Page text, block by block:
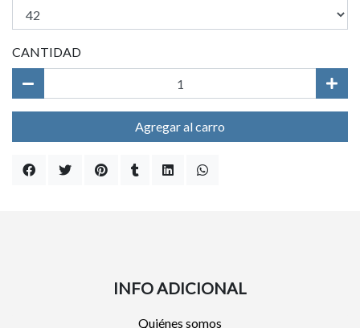
CANTIDAD
Agregar al carro
INFO ADICIONAL
Quiénes somos